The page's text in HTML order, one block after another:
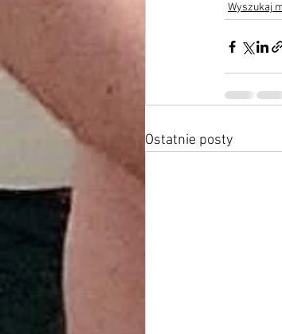
Wyszukaj
Ostatnie posty